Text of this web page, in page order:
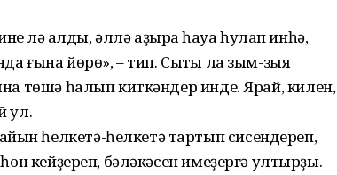
лә ҡалды, әллә аҙыраҡ һауа һулап инһә,
ғына йөрө», – тип. Сыҡты ла зым-зыя
төшә һалып киткәндер инде. Ярай, килен,
ул.
һелкетә-һелкетә тартып сисендереп,
кейҙереп, бәләкә­сен имеҙергә ултырҙы.